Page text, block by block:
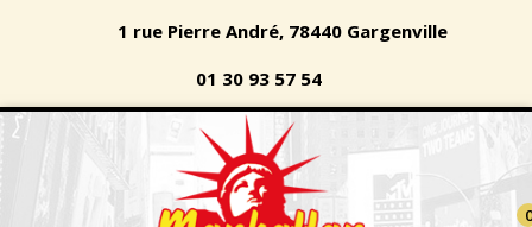
1 rue Pierre André, 78440 Gargenville
01 30 93 57 54
0